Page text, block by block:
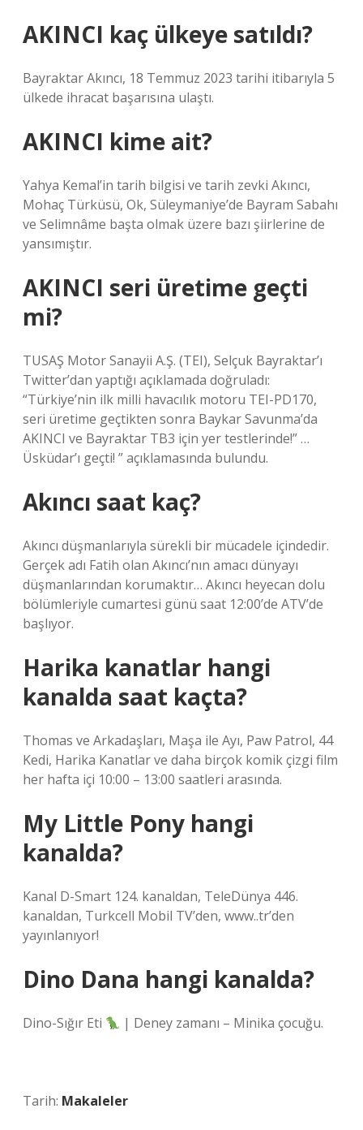
AKINCI kaç ülkeye satıldı?
Bayraktar Akıncı, 18 Temmuz 2023 tarihi itibarıyla 5
ülkede ihracat başarısına ulaştı.
AKINCI kime ait?
Yahya Kemal’in tarih bilgisi ve tarih zevki Akıncı,
Mohaç Türküsü, Ok, Süleymaniye’de Bayram Sabahı
ve Selimnâme başta olmak üzere bazı şiirlerine de
yansımıştır.
AKINCI seri üretime geçti
mi?
TUSAŞ Motor Sanayii A.Ş. (TEI), Selçuk Bayraktar’ı
Twitter’dan yaptığı açıklamada doğruladı:
“Türkiye’nin ilk milli havacılık motoru TEI-PD170,
seri üretime geçtikten sonra Baykar Savunma’da
AKINCI ve Bayraktar TB3 için yer testlerinde!” …
Üsküdar’ı geçti! ” açıklamasında bulundu.
Akıncı saat kaç?
Akıncı düşmanlarıyla sürekli bir mücadele içindedir.
Gerçek adı Fatih olan Akıncı’nın amacı dünyayı
düşmanlarından korumaktır… Akıncı heyecan dolu
bölümleriyle cumartesi günü saat 12:00’de ATV’de
başlıyor.
Harika kanatlar hangi
kanalda saat kaçta?
Thomas ve Arkadaşları, Maşa ile Ayı, Paw Patrol, 44
Kedi, Harika Kanatlar ve daha birçok komik çizgi film
her hafta içi 10:00 – 13:00 saatleri arasında.
My Little Pony hangi
kanalda?
Kanal D-Smart 124. kanaldan, TeleDünya 446.
kanaldan, Turkcell Mobil TV’den, www..tr’den
yayınlanıyor!
Dino Dana hangi kanalda?
Dino-Sığır Eti | Deney zamanı – Minika çocuğu.
Tarih: Makaleler